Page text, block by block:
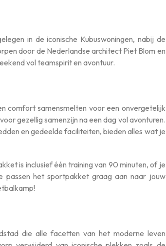
in de iconische Kubuswoningen, nabij de
door de Nederlandse architect Piet Blom en
vol teamspirit en avontuur.
comfort samensmelten voor een onvergetelijk
gezellig samenzijn na een dag vol avonturen.
en gedeelde faciliteiten, bieden alles wat je
is inclusief één training van 90 minuten, of je
passen het sportpakket graag aan naar jouw
die alle facetten van het moderne leven